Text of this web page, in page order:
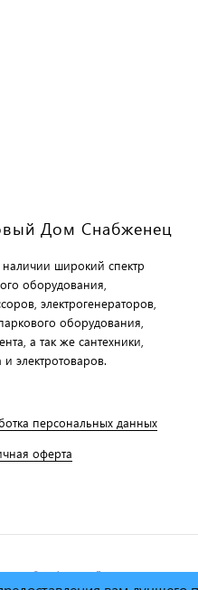
Дом Снабженец
наличии широкий спектр
оборудования,
электрогенераторов,
оборудования,
а так же сантехники,
электротоваров.
персональных данных
оферта
дом Снабженец"1995г. -